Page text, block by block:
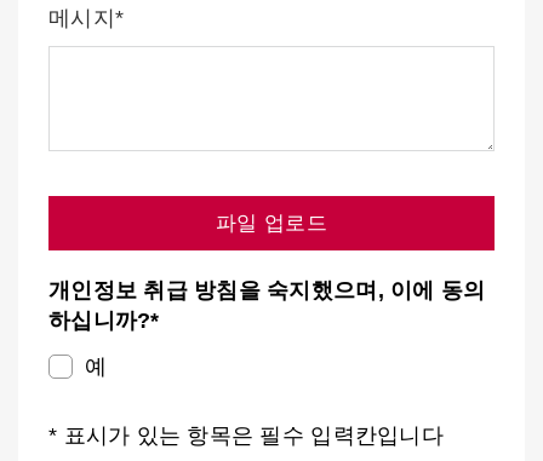
메시지*
파일 업로드
개인정보 취급 방침을 숙지했으며, 이에 동의
하십니까?*
예
* 표시가 있는 항목은 필수 입력칸입니다